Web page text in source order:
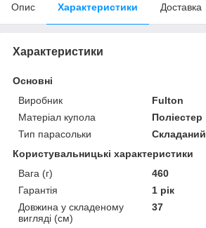
Опис Характеристики Доставка
Характеристики
Основні
Виробник
Fulton
Матеріал купола
Поліестер
Тип парасольки
Складаний
Користувальницькі характеристики
Вага (г)
460
Гарантія
1 рік
Довжина у складеному
вигляді (см)
37